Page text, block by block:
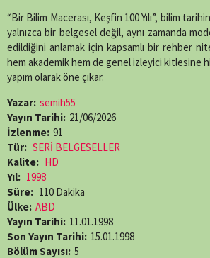
“Bir Bilim Macerası, Keşfin 100 Yılı”, bilim
yalnızca bir belgesel değil, aynı zamanda
edildiğini anlamak için kapsamlı bir rehber
hem akademik hem de genel izleyici kitlesine
yapım olarak öne çıkar.
Yazar: semih55
Yayın Tarihi: 21/06/2026
İzlenme: 91
Tür: SERİ BELGESELLER
Kalite: HD
Yıl: 1998
Süre: 110 Dakika
Ülke: ABD
Yayın Tarihi: 11.01.1998
Son Yayın Tarihi: 15.01.1998
Bölüm Sayısı: 5